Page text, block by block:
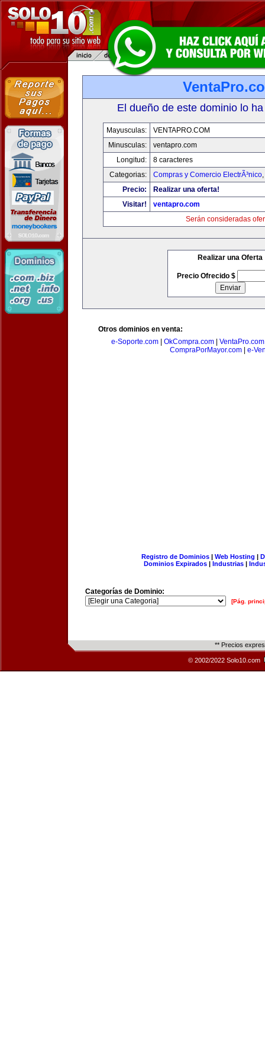
El dueño de este dominio lo
Mayusculas:
VENTAPRO.COM
Minusculas:
ventapro.com
Longitud:
8 caracteres
Categorias:
Compras y Comercio ElectrÃ³nico,
Precio:
Realizar una oferta!
Visitar!
ventapro.com
Serán consideradas
Realizar una Oferta
Precio Ofrecido $
Otros dominios en venta:
e-Soporte.com
OkCompra.com VentaPro.com
CompraPorMayor.com| e-
Registro de Dominios| Web Hosting |
Dominios Expirados | Industrias |
Categorías de Dominio:
[Pág.
** Precios
© 2002/2022 Solo10.com